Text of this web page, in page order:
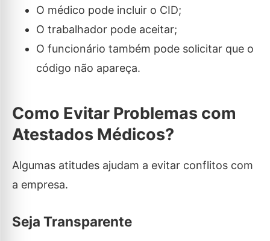
O médico pode incluir o CID;
O trabalhador pode aceitar;
O funcionário também pode solicitar que o
código não apareça.
Como Evitar Problemas com
Atestados Médicos?
Algumas atitudes ajudam a evitar conflitos com
a empresa.
Seja Transparente